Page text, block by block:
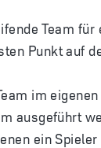
Team für
Punkt auf
im
ausgeführt
ein